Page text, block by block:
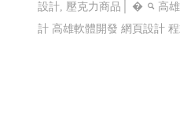
設計, 壓克力商品│ �
高
計 高雄軟體開發 網頁設計